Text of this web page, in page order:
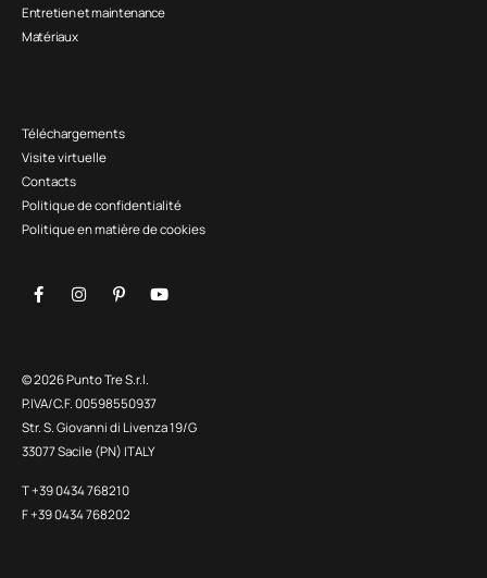
Entretien et maintenance
Matériaux
Téléchargements
Visite virtuelle
Contacts
Politique de confidentialité
Politique en matière de cookies
© 2026 Punto Tre S.r.l.
P.IVA/C.F. 00598550937
Str. S. Giovanni di Livenza 19/G
33077 Sacile (PN) ITALY
T +39 0434 768210
F +39 0434 768202